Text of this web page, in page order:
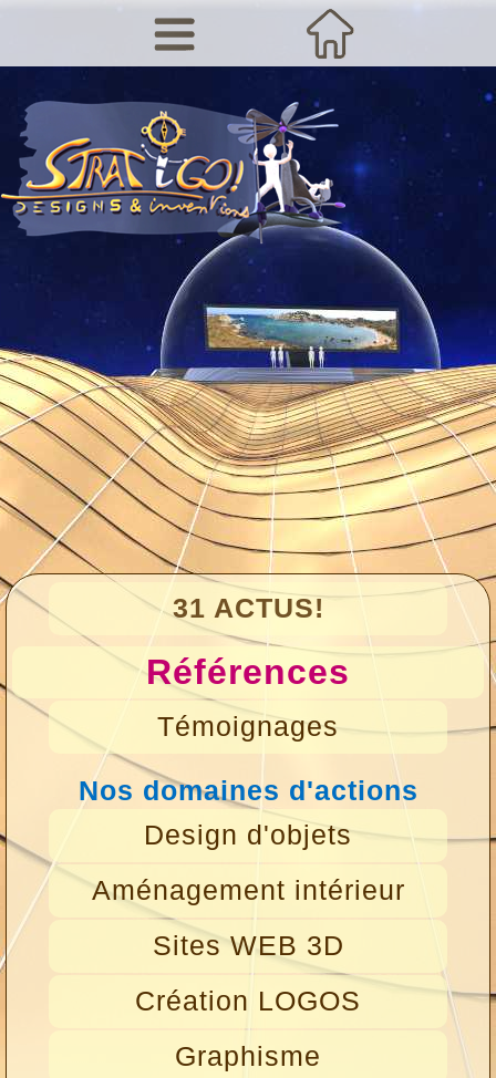
31 ACTUS!
Références
Témoignages
Nos domaines d'actions
Design d'objets
Aménagement intérieur
Sites WEB 3D
Création LOGOS
Graphisme